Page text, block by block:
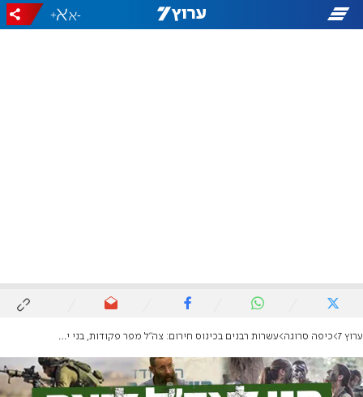
-
+
ערוץ 7 כיפה סרוגה עשרות רבנים בכינוס חירום: צה"ל מפר פקודות, בני ישיבות יחרימו את השריון